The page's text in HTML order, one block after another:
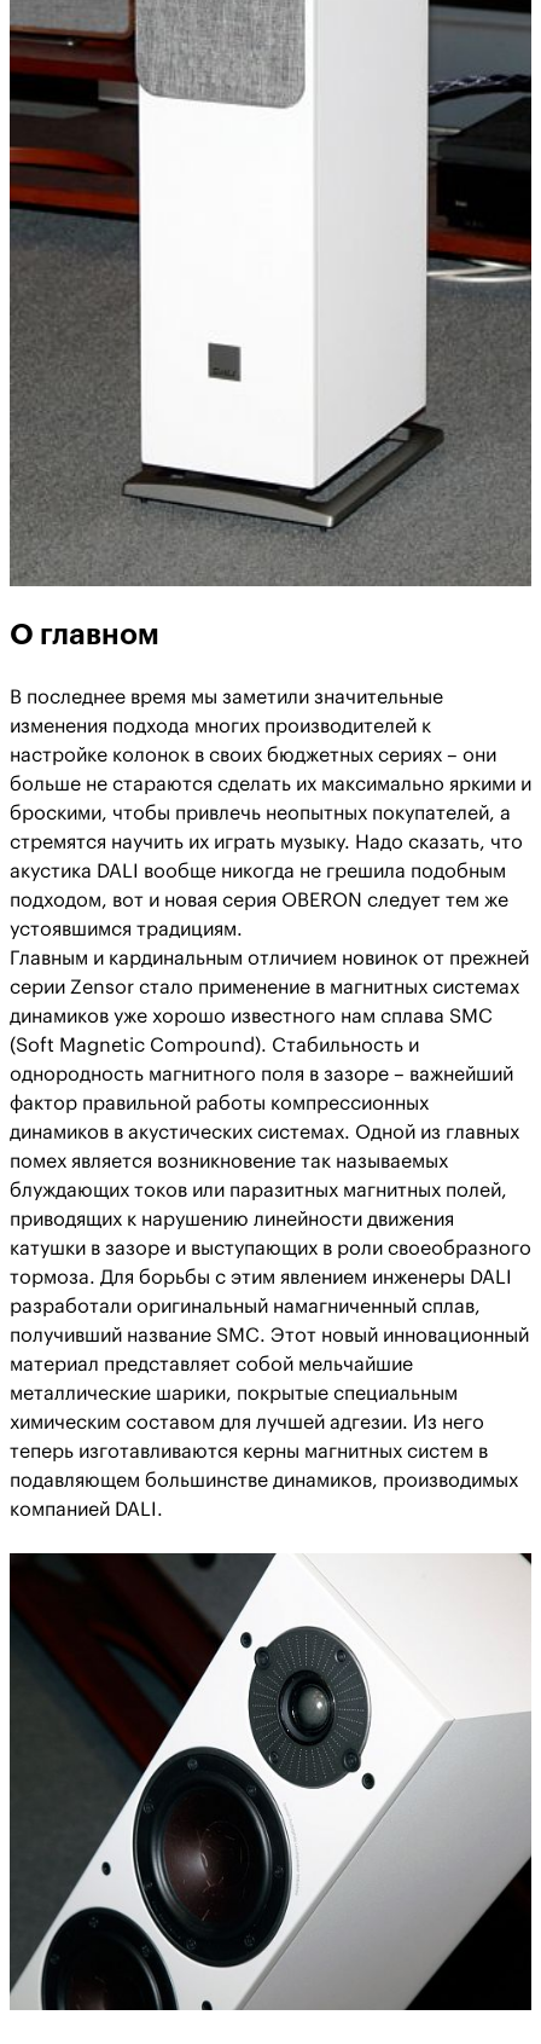
О главном
В последнее время мы заметили значительные
изменения подхода многих производителей к
настройке колонок в своих бюджетных сериях – они
больше не стараются сделать их максимально яркими и
броскими, чтобы привлечь неопытных покупателей, а
стремятся научить их играть музыку. Надо сказать, что
акустика DALI вообще никогда не грешила подобным
подходом, вот и новая серия OBERON следует тем же
устоявшимся традициям.
Главным и кардинальным отличием новинок от прежней
серии Zensor стало применение в магнитных системах
динамиков уже хорошо известного нам сплава SMC
(Soft Magnetic Compound). Стабильность и
однородность магнитного поля в зазоре – важнейший
фактор правильной работы компрессионных
динамиков в акустических системах. Одной из главных
помех является возникновение так называемых
блуждающих токов или паразитных магнитных полей,
приводящих к нарушению линейности движения
катушки в зазоре и выступающих в роли своеобразного
тормоза. Для борьбы с этим явлением инженеры DALI
разработали оригинальный намагниченный сплав,
получивший название SMC. Этот новый инновационный
материал представляет собой мельчайшие
металлические шарики, покрытые специальным
химическим составом для лучшей адгезии. Из него
теперь изготавливаются керны магнитных систем в
подавляющем большинстве динамиков, производимых
компанией DALI.